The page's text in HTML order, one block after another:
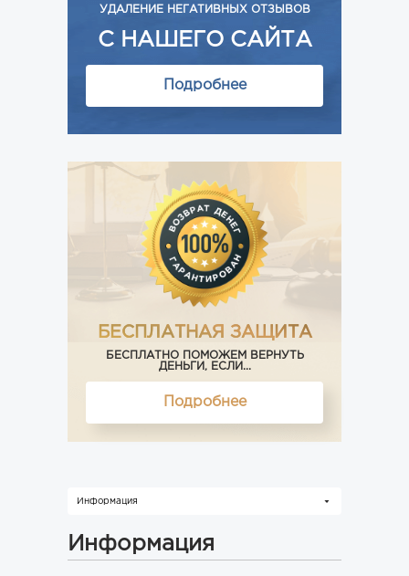
УДАЛЕНИЕ НЕГАТИВНЫХ ОТЗЫВОВ
С НАШЕГО САЙТА
Подробнее
БЕСПЛАТНАЯ ЗАЩИТА
БЕСПЛАТНО ПОМОЖЕМ ВЕРНУТЬ
ДЕНЬГИ, ЕСЛИ...
Подробнее
Информация
Информация